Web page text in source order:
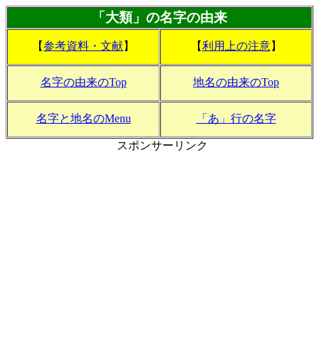
「大類」の名字の由来
【参考資料・文献】 【利用上の注意】
名字の由来のTop 地名の由来のTop
名字と地名のMenu 「あ」行の名字
スポンサーリンク